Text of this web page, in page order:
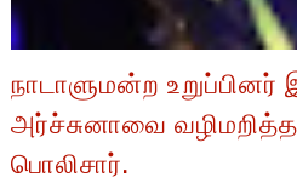
நாடாளுமன்ற
அர்ச்சுனாவை
பொலிசார்.